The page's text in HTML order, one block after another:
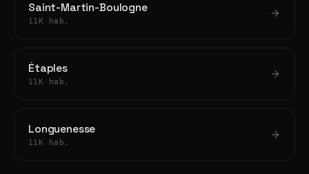
Saint-Martin-Boulogne
11K hab.
Étaples
11K hab.
Longuenesse
11K hab.